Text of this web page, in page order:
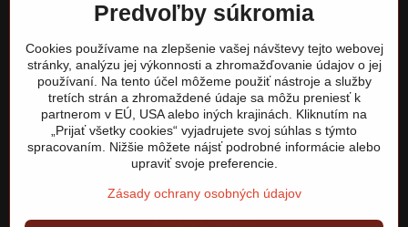
obchod@tomshardware.sk
©2026Copyright
Predvoľby súkromia
Cookies používame na zlepšenie vašej návštevy tejto webovej
stránky, analýzu jej výkonnosti a zhromažďovanie údajov o jej
používaní. Na tento účel môžeme použiť nástroje a služby
tretích strán a zhromaždené údaje sa môžu preniesť k
partnerom v EÚ, USA alebo iných krajinách. Kliknutím na
„Prijať všetky cookies“ vyjadrujete svoj súhlas s týmto
spracovaním. Nižšie môžete nájsť podrobné informácie alebo
upraviť svoje preferencie.
Zásady ochrany osobných údajov